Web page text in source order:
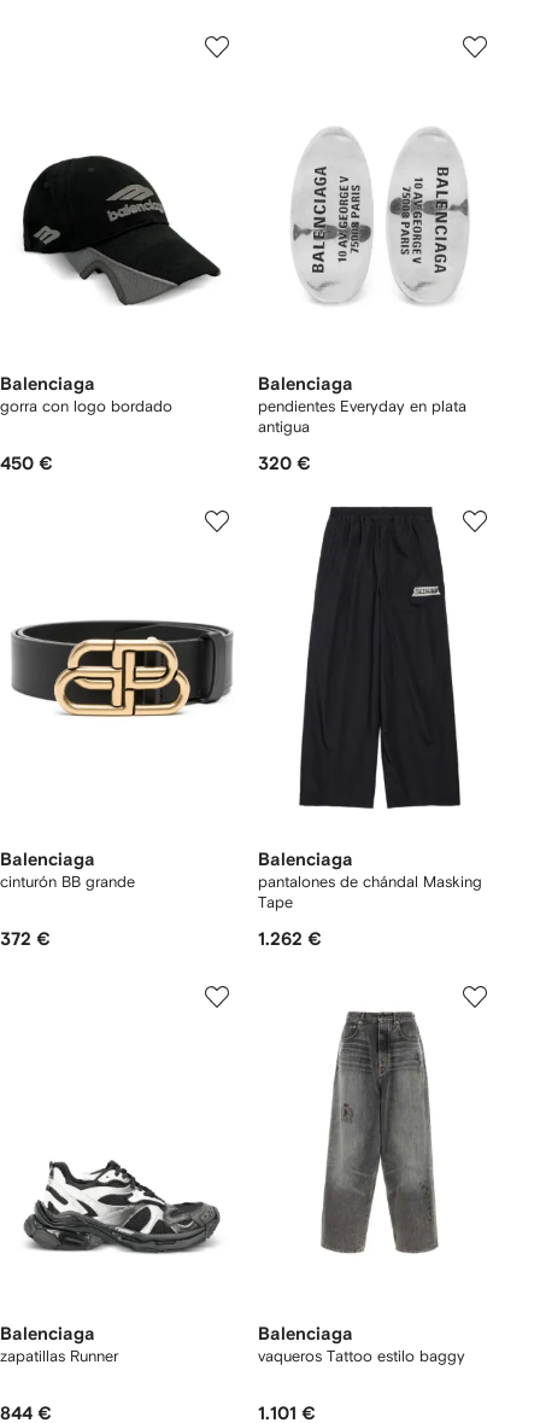
Balenciaga
gorra con logo bordado
450 €
Balenciaga
pendientes Everyday en plata
antigua
320 €
Balenciaga
cinturón BB grande
372 €
Balenciaga
pantalones de chándal Masking
Tape
1.262 €
Balenciaga
zapatillas Runner
844 €
Balenciaga
vaqueros Tattoo estilo baggy
1.101 €